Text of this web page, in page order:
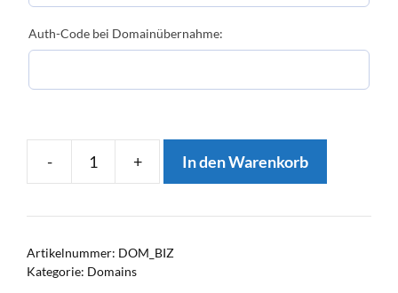
Auth-Code bei Domainübernahme:
-
.BIZ-
Menge
+ In den Warenkorb
Artikelnummer: DOM_BIZ
Kategorie: Domains